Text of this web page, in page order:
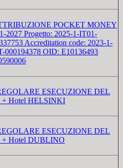
POCKET MONEY
2027 Progetto: 2025-1-IT01-
Accreditation code: 2023-1-
OID: E10136493
ESECUZIONE DEL
+ Hotel HELSINKI
ESECUZIONE DEL
+ Hotel DUBLINO